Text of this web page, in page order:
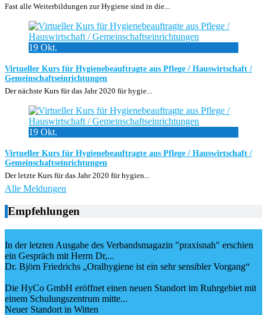
Fast alle Weiterbildungen zur Hygiene sind in die...
19 Okt.
Virtueller Kurs für Hygienebeauftragte aus Pflege / Hauswirtschaft /
Gemeinschaftseinrichtungen
Der nächste Kurs für das Jahr 2020 für hygie...
19 Okt.
Virtueller Kurs für Hygienebeauftragte aus Pflege / Hauswirtschaft /
Gemeinschaftseinrichtungen
Der letzte Kurs für das Jahr 2020 für hygien...
Alle Meldungen
Empfehlungen
In der letzten Ausgabe des Verbandsmagazin "praxisnah" erschien
ein Gespräch mit Herrn Dr,...
Dr. Björn Friedrichs „Oralhygiene ist ein sehr sensibler Vorgang“
Die HyCo GmbH eröffnet einen neuen Standort im Ruhrgebiet mit
einem Schulungszentrum mitte...
Neuer Standort in Witten